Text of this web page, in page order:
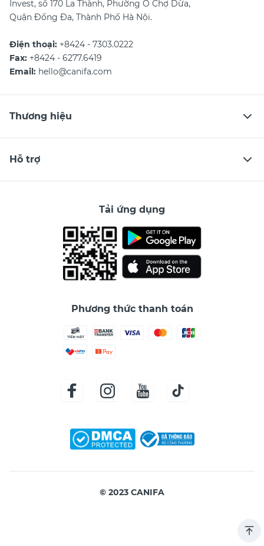
Invest, số 170 La Thành, Phường Ô Chợ Dừa,
Quận Đống Đa, Thành Phố Hà Nội.
Điện thoại: +8424 - 7303.0222
Fax: +8424 - 6277.6419
Email: hello@canifa.com
Thương hiệu
Hỗ trợ
Tải ứng dụng
Phương thức thanh toán
© 2023 CANIFA